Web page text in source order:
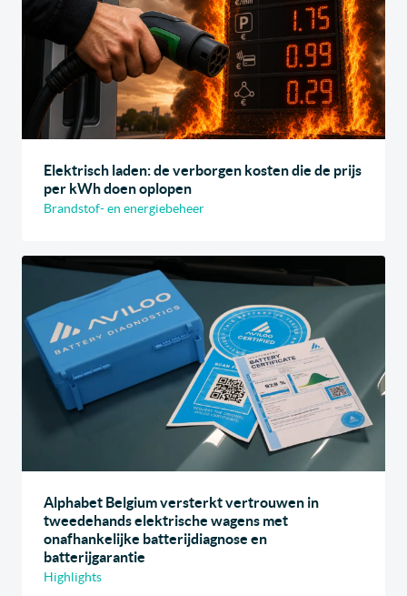
Elektrisch laden: de verborgen kosten die de prijs
per kWh doen oplopen
Brandstof- en energiebeheer
Alphabet Belgium versterkt vertrouwen in
tweedehands elektrische wagens met
onafhankelijke batterijdiagnose en
batterijgarantie
Highlights